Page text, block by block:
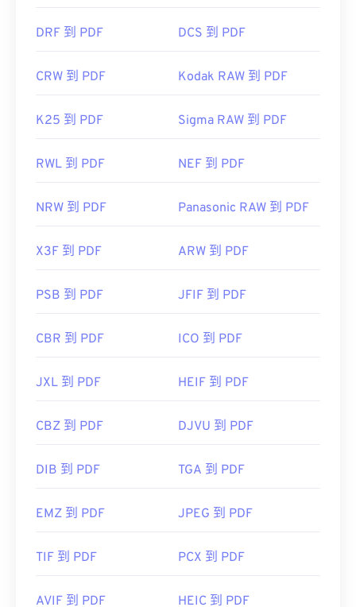
DRF 到 PDF DCS 到 PDF
CRW 到 PDF Kodak RAW 到 PDF
K25 到 PDF Sigma RAW 到 PDF
RWL 到 PDF NEF 到 PDF
NRW 到 PDF Panasonic RAW 到 PDF
X3F 到 PDF ARW 到 PDF
PSB 到 PDF JFIF 到 PDF
CBR 到 PDF ICO 到 PDF
JXL 到 PDF HEIF 到 PDF
CBZ 到 PDF DJVU 到 PDF
DIB 到 PDF TGA 到 PDF
EMZ 到 PDF JPEG 到 PDF
TIF 到 PDF PCX 到 PDF
AVIF 到 PDF HEIC 到 PDF